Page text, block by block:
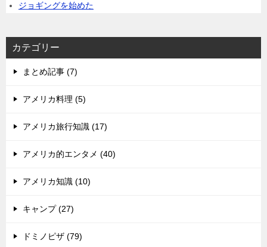
ジョギングを始めた
カテゴリー
まとめ記事 (7)
アメリカ料理 (5)
アメリカ旅行知識 (17)
アメリカ的エンタメ (40)
アメリカ知識 (10)
キャンプ (27)
ドミノピザ (79)